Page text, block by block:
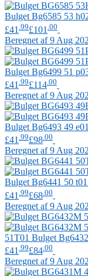
Bulget Bg6585 53
£41 .99£101 .00
Beregnet af 9 Aug
Bulget Bg6499 51
£41 .99£114 .00
Beregnet af 9 Aug
Bulget Bg6493 49
£41 .99£98 .00
Beregnet af 9 Aug
Bulget Bg6441 50
£41 .99£68 .00
Beregnet af 9 Aug
51T01 Bulget
£41 .99£84 .00
Beregnet af 9 Aug